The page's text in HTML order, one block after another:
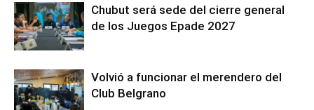
Chubut será sede del cierre general
de los Juegos Epade 2027
Volvió a funcionar el merendero del
Club Belgrano